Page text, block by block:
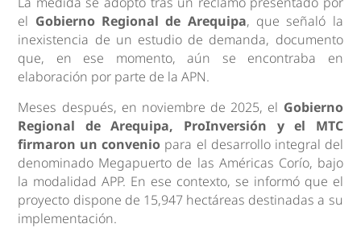
el Gobierno Regional de Arequipa, que señaló la
inexistencia de un estudio de demanda, documento
que, en ese momento, aún se encontraba en
elaboración por parte de la APN.
Meses después, en noviembre de 2025, el Gobierno
Regional de Arequipa, ProInversión y el MTC
firmaron un convenio para el desarrollo integral del
denominado Megapuerto de las Américas Corío, bajo
la modalidad APP. En ese contexto, se informó que el
proyecto dispone de 15,947 hectáreas destinadas a su
implementación.